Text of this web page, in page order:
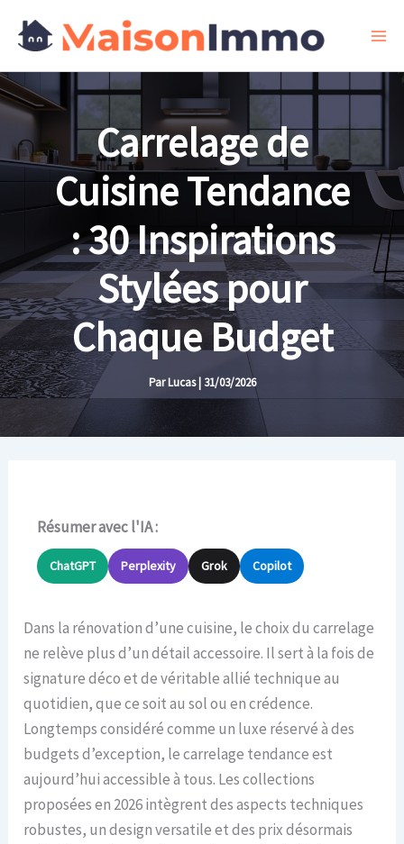
Carrelage de
Cuisine Tendance
: 30 Inspirations
Stylées pour
Chaque Budget
ParLucas| 31/03/2026
Résumer avec l'IA :
ChatGPT Perplexity Grok Copilot
Dans la rénovation d’une cuisine, le choix du carrelage
ne relève plus d’un détail accessoire. Il sert à la fois de
signature déco et de véritable allié technique au
quotidien, que ce soit au sol ou en crédence.
Longtemps considéré comme un luxe réservé à des
budgets d’exception, le carrelage tendance est
aujourd’hui accessible à tous. Les collections
proposées en 2026 intègrent des aspects techniques
robustes, un design versatile et des prix désormais